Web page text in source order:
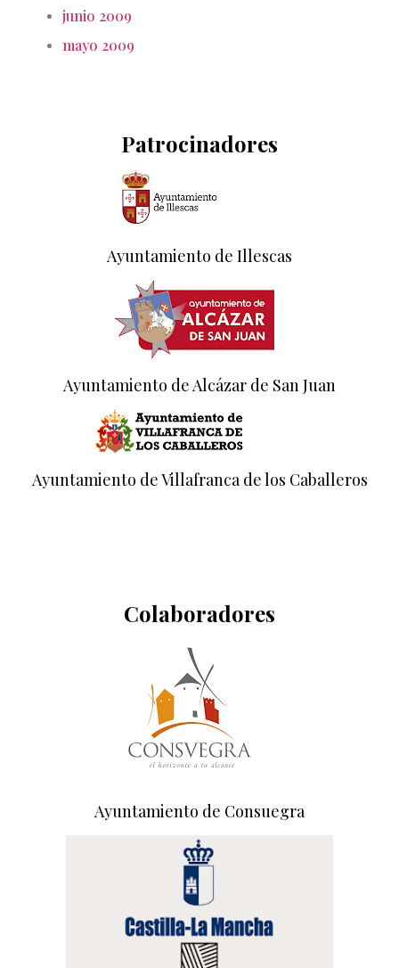
junio 2009
mayo 2009
Patrocinadores
Ayuntamiento de Illescas
Ayuntamiento de Alcázar de San Juan
Ayuntamiento de Villafranca de los Caballeros
Colaboradores
Ayuntamiento de Consuegra